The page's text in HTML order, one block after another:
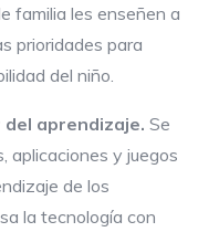
familia les enseñen a
prioridades para
del niño.
aprendizaje. Se
aplicaciones y juegos
de los
la tecnología con